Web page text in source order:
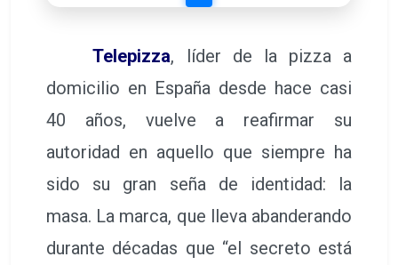
Telepizza, líder de la pizza a
domicilio en España desde hace casi
40 años, vuelve a reafirmar su
autoridad en aquello que siempre ha
sido su gran seña de identidad: la
masa. La marca, que lleva abanderando
durante décadas que “el secreto está